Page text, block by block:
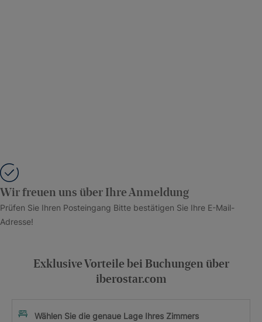
Wir freuen uns über Ihre Anmeldung
Prüfen Sie Ihren Posteingang Bitte bestätigen Sie Ihre E-Mail-
Adresse!
Exklusive Vorteile bei Buchungen über
iberostar.com
Wählen Sie die genaue Lage Ihres Zimmers